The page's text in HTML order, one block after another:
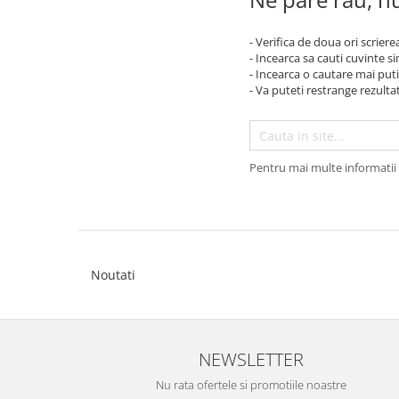
- Verifica de doua ori
- Incearca sa cauti cuvinte
- Incearca o cautare mai
- Va puteti restrange
Pentru mai multe informatii
Noutati
NEWSLETTER
Nu rata ofertele si promotiile noastre